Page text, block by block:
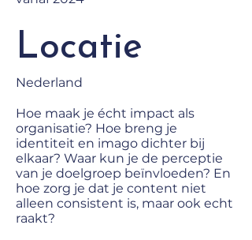
Locatie
Nederland
Hoe maak je écht impact als
organisatie? Hoe breng je
identiteit en imago dichter bij
elkaar? Waar kun je de perceptie
van je doelgroep beïnvloeden? En
hoe zorg je dat je content niet
alleen consistent is, maar ook echt
raakt?